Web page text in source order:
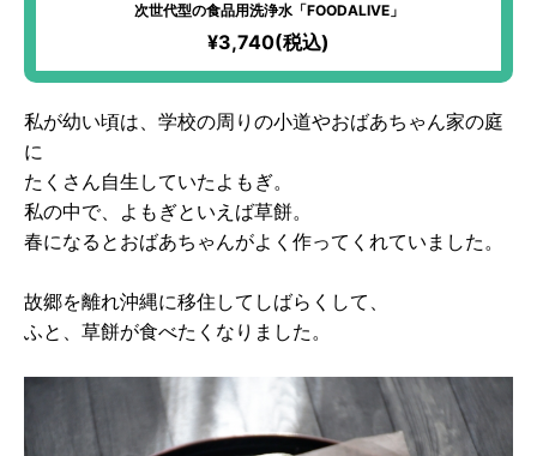
次世代型の食品用洗浄水「FOODALIVE」
¥3,740(税込)
私が幼い頃は、学校の周りの小道やおばあちゃん家の庭
に
たくさん自生していたよもぎ。
私の中で、よもぎといえば草餅。
春になるとおばあちゃんがよく作ってくれていました。
故郷を離れ沖縄に移住してしばらくして、
ふと、草餅が食べたくなりました。